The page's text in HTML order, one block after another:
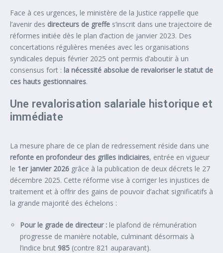
Face à ces urgences, le ministère de la Justice rappelle que
l’avenir des directeurs de greffe s’inscrit dans une trajectoire de
réformes initiée dès le plan d’action de janvier 2023. Des
concertations régulières menées avec les organisations
syndicales depuis février 2025 ont permis d’aboutir à un
consensus fort : la nécessité absolue de revaloriser le statut de
ces hauts gestionnaires.
Une revalorisation salariale historique et
immédiate
La mesure phare de ce plan de redressement réside dans une
refonte en profondeur des grilles indiciaires, entrée en vigueur
le 1er janvier 2026 grâce à la publication de deux décrets le 27
décembre 2025. Cette réforme vise à corriger les injustices de
traitement et à offrir des gains de pouvoir d’achat significatifs à
la grande majorité des échelons :
Pour le grade de directeur : le plafond de rémunération
progresse de manière notable, culminant désormais à
l’indice brut 985 (contre 821 auparavant).